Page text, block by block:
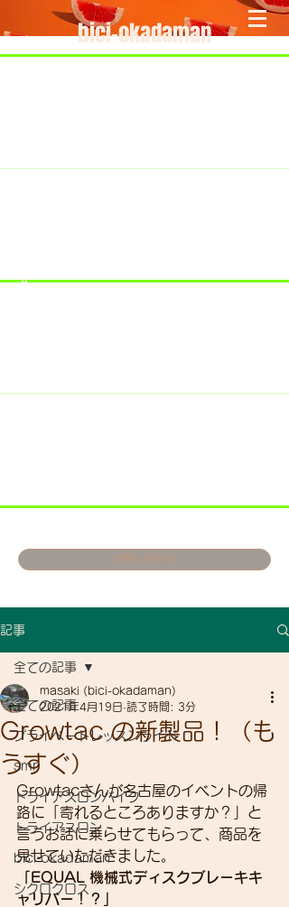
bici-okadaman
す。
お問い合わせ
記事
全ての記事
プライベートレッスンライド
smr
トライアスロンバイク
トライアスロン
bici-okadaman
シクロクロス
全ての記事
Growtac の新製品！（も
うすぐ）
masaki (bici-okadaman)
2021年4月19日 読了時間: 3分
Growtacさんが名古屋のイベントの帰
路に「寄れるところありますか？」と
言うお話に乗らせてもらって、商品を
見せていただきました。
「EQUAL 機械式ディスクブレーキキ
ャリパー！？」